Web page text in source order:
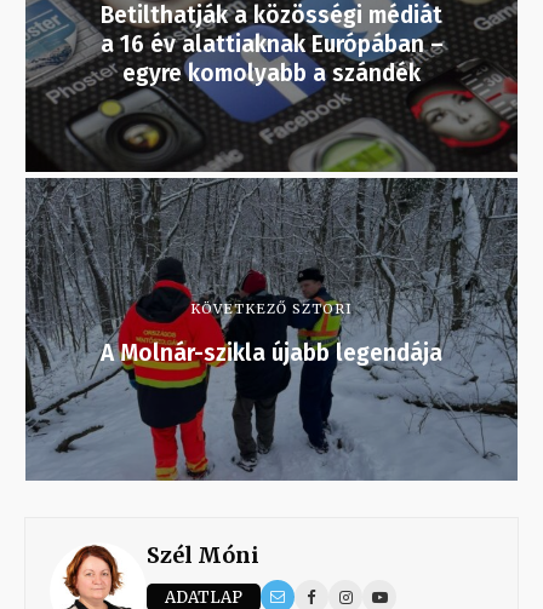
Betilthatják a közösségi médiát
a 16 év alattiaknak Európában –
egyre komolyabb a szándék
KÖVETKEZŐ SZTORI
A Molnár-szikla újabb legendája
Szél Móni
ADATLAP